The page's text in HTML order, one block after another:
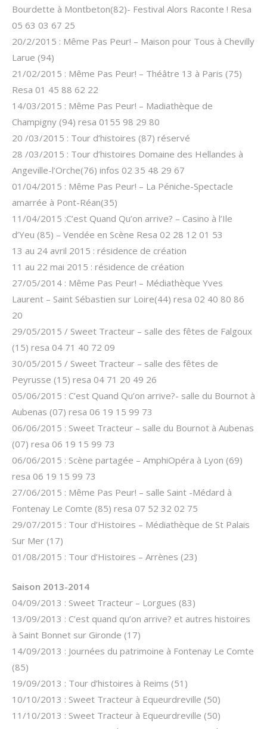
Bourdette à Montbeton(82)- Festival Alors Raconte ! Resa
05 63 03 67 25
20/2/2015 : Même Pas Peur! – Maison pour Tous à Chevilly
Larue (94)
21/02/2015 : Même Pas Peur! – Théâtre 13 à Paris (75)
Resa 01 45 88 62 22
14/03/2015 : Même Pas Peur! – Madiathèque de
Champigny (94) resa 0155 98 29 80
20 /03/2015 : Tour d’histoires (87) réservé
28 /03/2015 : Tour d’histoires Domaine des Hellandes à
Angeville-l’Orche(76) infos 02 35 48 29 67
01/04/2015 : Même Pas Peur! – La Péniche-Spectacle
amarrée à Pont-Réan(35)
11/04/2015 :C’est Quand Qu’on arrive? – Casino à l’Ile
d’Yeu (85) – Vendée en Scène Resa 02 28 12 01 53
13 au 24 avril 2015 : résidence de création
11 au 22 mai 2015 : résidence de création
27/05/2014 : Même Pas Peur! – Médiathèque Yves
Laurent – Saint Sébastien sur Loire(44) resa 02 40 80 86
20
29/05/2015 / Sweet Tracteur – salle des fêtes de Falgoux
(15) resa 04 71 40 72 09
30/05/2015 / Sweet Tracteur – salle des fêtes de
Peyrusse (15) resa 04 71 20 49 26
05/06/2015 : C’est Quand Qu’on arrive?- salle du Bournot à
Aubenas (07) resa 06 19 15 99 73
06/06/2015 : Sweet Tracteur – salle du Bournot à Aubenas
(07) resa 06 19 15 99 73
06/06/2015 : Scène partagée – AmphiOpéra à Lyon (69)
resa 06 19 15 99 73
27/06/2015 : Même Pas Peur! – salle Saint -Médard à
Fontenay Le Comte (85) resa 07 52 32 02 75
29/07/2015 : Tour d’Histoires – Médiathèque de St Palais
Sur Mer (17)
01/08/2015 : Tour d’Histoires – Arrènes (23)
Saison 2013-2014
04/09/2013 : Sweet Tracteur – Lorgues (83)
13/09/2013 : C’est quand qu’on arrive? et autres histoires
à Saint Bonnet sur Gironde (17)
14/09/2013 : Journées du patrimoine à Fontenay Le Comte
(85)
19/09/2013 : Tour d’histoires à Reims (51)
10/10/2013 : Sweet Tracteur à Equeurdreville (50)
11/10/2013 : Sweet Tracteur à Equeurdreville (50)